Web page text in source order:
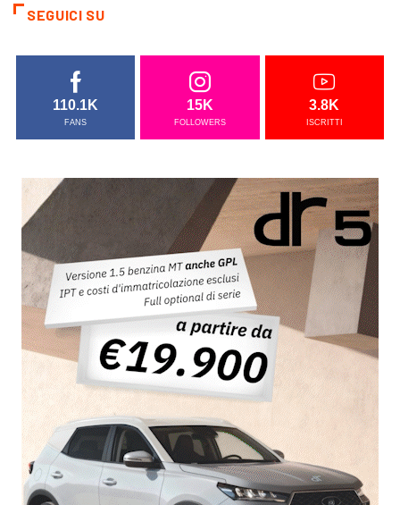
SEGUICI SU
110.1K
FANS
15K
FOLLOWERS
3.8K
ISCRITTI